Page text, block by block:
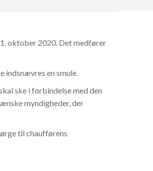
oktober 2020. Det medfører
indsnævres en smule.
ske i forbindelse med den
myndigheder, der
til chaufførens